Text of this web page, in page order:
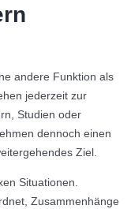
andere Funktion als
jederzeit zur
Studien oder
dennoch einen
Ziel.
Situationen.
Zusammenhänge